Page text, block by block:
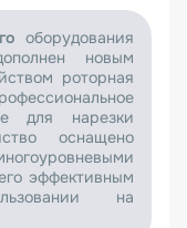
оборудования
новым
роторная
для нарезки
оснащено
эффективным
на